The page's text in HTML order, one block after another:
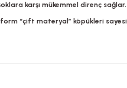
karşı mükemmel direnç sağlar.
“çift materyal” köpükleri